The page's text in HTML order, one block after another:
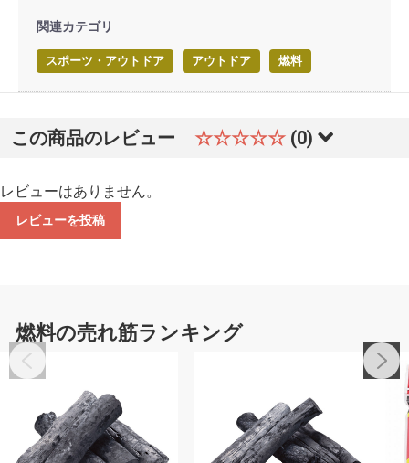
関連カテゴリ
スポーツ・アウトドア アウトドア 燃料
この商品のレビュー ☆☆☆☆☆ (0)
レビューはありません。
レビューを投稿
燃料の売れ筋ランキング